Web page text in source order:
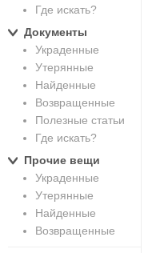
Где искать?
Документы
Украденные
Утерянные
Найденные
Возвращенные
Полезные статьи
Где искать?
Прочие вещи
Украденные
Утерянные
Найденные
Возвращенные